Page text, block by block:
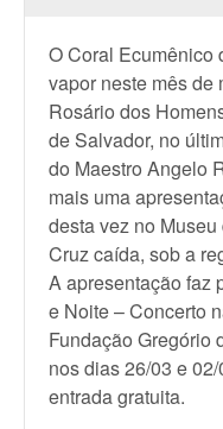
O Coral Ecumênico
vapor neste mês de
Rosário dos
de Salvador, no
do Maestro Angelo
mais uma
desta vez no
Cruz caída, sob a
A apresentação faz
e Noite – Concerto
Fundação Gregório
nos dias 26/03 e
entrada gratuita.